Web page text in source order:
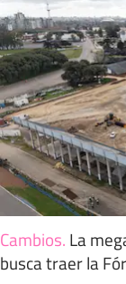
Cambios. La
busca traer la